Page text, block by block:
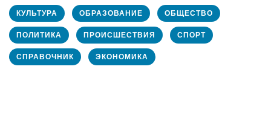
КУЛЬТУРА ОБРАЗОВАНИЕ ОБЩЕСТВО
ПОЛИТИКА ПРОИСШЕСТВИЯ СПОРТ
СПРАВОЧНИК ЭКОНОМИКА